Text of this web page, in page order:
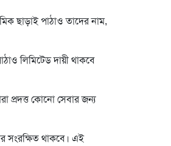
ছাড়াই পাঠাও তাদের নাম,
লিমিটেড দায়ী থাকবে
প্রদত্ত কোনো সেবার জন্য
সংরক্ষিত থাকবে। এই